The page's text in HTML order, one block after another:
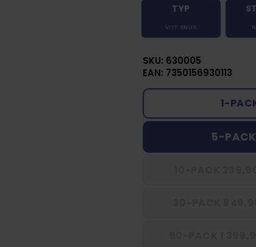
TYP
VITT SNUS
SKU: 630005
EAN: 7350156930113
1-
5-